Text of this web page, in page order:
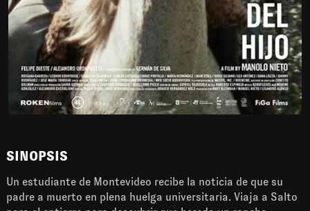
SINOPSIS
Un estudiante de Montevideo recibe la noticia de que su
padre a muerto en plena huelga universitaria. Viaja a Salto